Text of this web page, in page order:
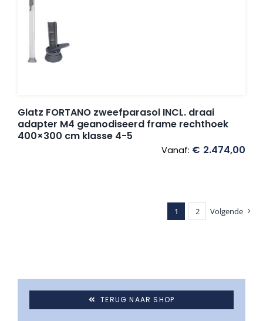
Glatz FORTANO zweefparasol INCL. draai
adapter M4 geanodiseerd frame rechthoek
400×300 cm klasse 4-5
Vanaf: € 2.474,00
1 2 Volgende
TERUG NAAR SHOP